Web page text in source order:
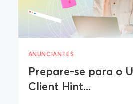
ANUNCIANTES
Prepare-se para o
Client Hint...